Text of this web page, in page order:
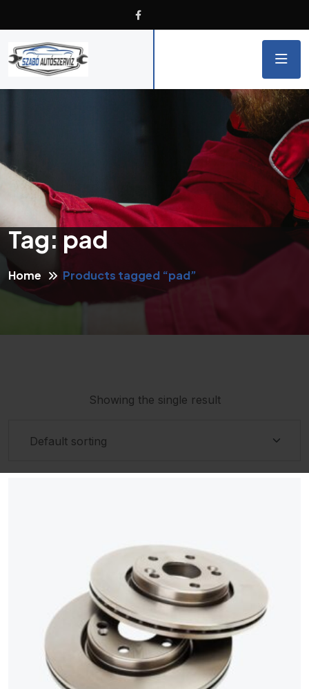
Tag: pad
Home Products tagged “pad”
Showing the single result